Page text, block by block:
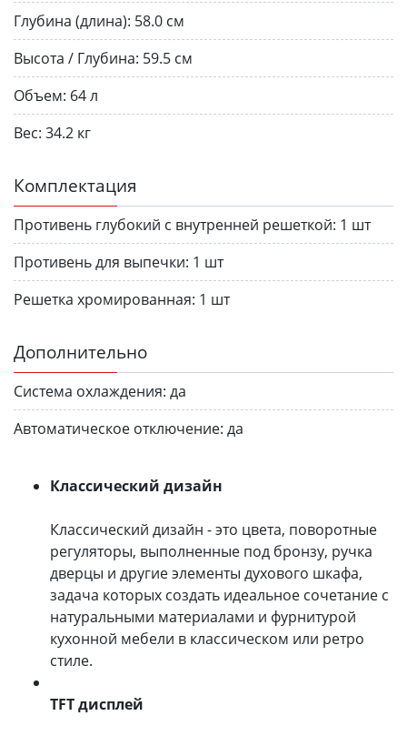
Глубина (длина): 58.0 см
Высота / Глубина: 59.5 см
Объем: 64 л
Вес: 34.2 кг
Комплектация
Противень глубокий с внутренней решеткой: 1 шт
Противень для выпечки: 1 шт
Решетка хромированная: 1 шт
Дополнительно
Система охлаждения: да
Автоматическое отключение: да
Классический дизайн
Классический дизайн - это цвета, поворотные
регуляторы, выполненные под бронзу, ручка
дверцы и другие элементы духового шкафа,
задача которых создать идеальное сочетание с
натуральными материалами и фурнитурой
кухонной мебели в классическом или ретро
стиле.
TFT дисплей